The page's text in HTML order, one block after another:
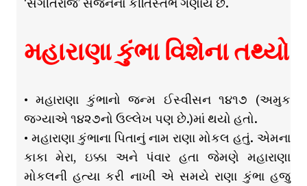
મહારાણા કુંભા વિશેના તથ્યો
• મહારાણા કુંભાનો જન્મ ઈસ્વીસન ૧૪૧૭ (અમુક
જગ્યાએ ૧૪૨૭નો ઉલ્લેખ પણ છે.)માં થયો હતો.
• મહારાણા કુંભાના પિતાનું નામ રાણા મોકલ હતું. એમના
કાકા મેરા, ઇક્કા અને પંવાર હતા જેમણે મહારાણા
મોકલની હત્યા કરી નાખી એ સમયે રાણા કુંભા હજુ